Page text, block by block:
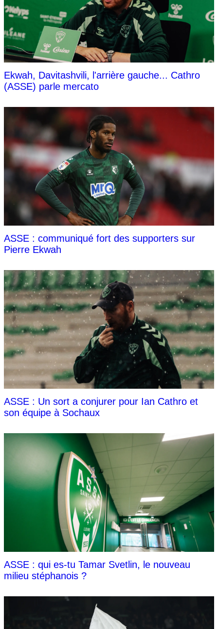
Ekwah, Davitashvili, l'arrière gauche... Cathro
(ASSE) parle mercato
ASSE : communiqué fort des supporters sur
Pierre Ekwah
ASSE : Un sort a conjurer pour Ian Cathro et
son équipe à Sochaux
ASSE : qui es-tu Tamar Svetlin, le nouveau
milieu stéphanois ?